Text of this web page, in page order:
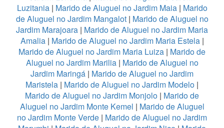
Luzitania| Marido de Aluguel no Jardim Maia| Marido
de Aluguel no Jardim Mangalot| Marido de Aluguel no
Jardim Marajoara | Marido de Aluguel no Jardim Maria
Amalia| Marido de Aluguel no Jardim Maria Estela|
Marido de Aluguel no Jardim Maria Luiza | Marido de
Aluguel no Jardim Marilia| Marido de Aluguel no
Jardim Maringá | Marido de Aluguel no Jardim
Maristela | Marido de Aluguel no Jardim Modelo |
Marido de Aluguel no Jardim Monjolo | Marido de
Aluguel no Jardim Monte Kemel | Marido de Aluguel
no Jardim Monte Verde | Marido de Aluguel no Jardim